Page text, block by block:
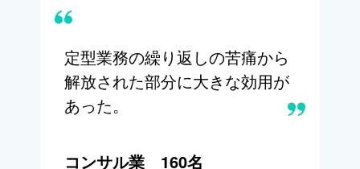
定型業務の繰り返しの苦痛から
解放された部分に大きな効用が
あった。
コンサル業 160名